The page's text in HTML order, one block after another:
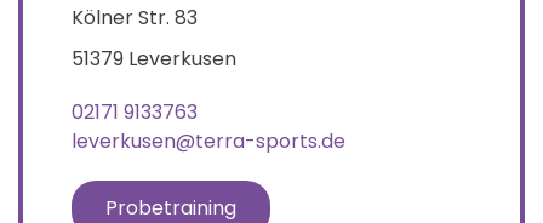
Kölner Str. 83
51379 Leverkusen
02171 9133763
leverkusen@terra-sports.de
Probetraining